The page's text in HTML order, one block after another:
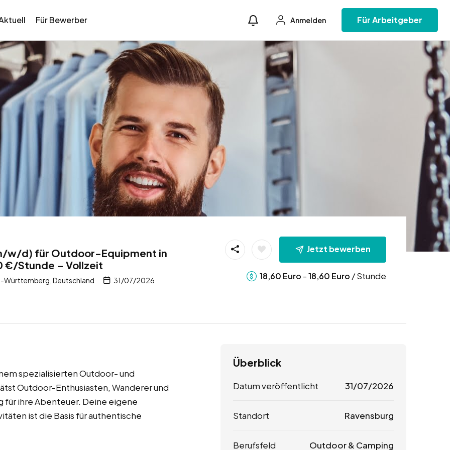
Für Bewerber Anmelden Für Arbeitgeber
w/d) für Outdoor-Equipment in
€/Stunde – Vollzeit
Württemberg, Deutschland 31/07/2026
Jetzt bewerben
18,60 Euro -18,60 Euro / Stunde
spezialisierten Outdoor- und
Outdoor-Enthusiasten, Wanderer und
für ihre Abenteuer. Deine eigene
ist die Basis für authentische
Überblick
Datum veröffentlicht 31/07/2026
Standort Ravensburg
Berufsfeld Outdoor & Camping